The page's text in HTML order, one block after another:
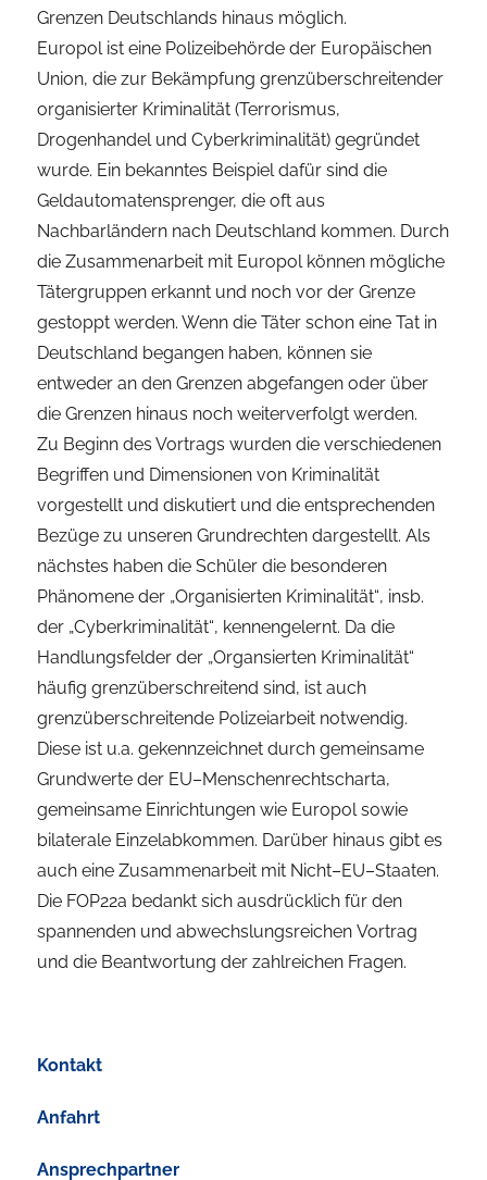
Grenzen Deutschlands hinaus möglich.
Europol ist eine Polizeibehörde der Europäischen
Union, die zur Bekämpfung grenzüberschreitender
organisierter Kriminalität (Terrorismus,
Drogenhandel und Cyberkriminalität) gegründet
wurde. Ein bekanntes Beispiel dafür sind die
Geldautomatensprenger, die oft aus
Nachbarländern nach Deutschland kommen. Durch
die Zusammenarbeit mit Europol können mögliche
Tätergruppen erkannt und noch vor der Grenze
gestoppt werden. Wenn die Täter schon eine Tat in
Deutschland begangen haben, können sie
entweder an den Grenzen abgefangen oder über
die Grenzen hinaus noch weiterverfolgt werden.
Zu Beginn des Vortrags wurden die verschiedenen
Begriffen und Dimensionen von Kriminalität
vorgestellt und diskutiert und die entsprechenden
Bezüge zu unseren Grundrechten dargestellt. Als
nächstes haben die Schüler die besonderen
Phänomene der „Organisierten Kriminalität“, insb.
der „Cyberkriminalität“, kennengelernt. Da die
Handlungsfelder der „Organsierten Kriminalität“
häufig grenzüberschreitend sind, ist auch
grenzüberschreitende Polizeiarbeit notwendig.
Diese ist u.a. gekennzeichnet durch gemeinsame
Grundwerte der EU–Menschenrechtscharta,
gemeinsame Einrichtungen wie Europol sowie
bilaterale Einzelabkommen. Darüber hinaus gibt es
auch eine Zusammenarbeit mit Nicht–EU–Staaten.
Die FOP22a bedankt sich ausdrücklich für den
spannenden und abwechslungsreichen Vortrag
und die Beantwortung der zahlreichen Fragen.
Kontakt
Anfahrt
Ansprechpartner